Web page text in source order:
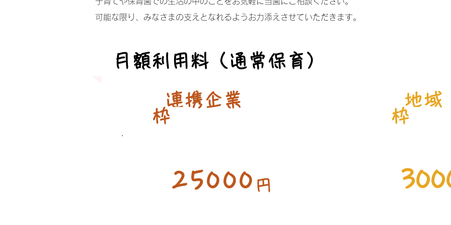
​可能な限り、みなさまの支えとなれるようお力添えさせていただきます。​
月額利用料（通常保育）
連携企業
枠
地域
枠
25000 円